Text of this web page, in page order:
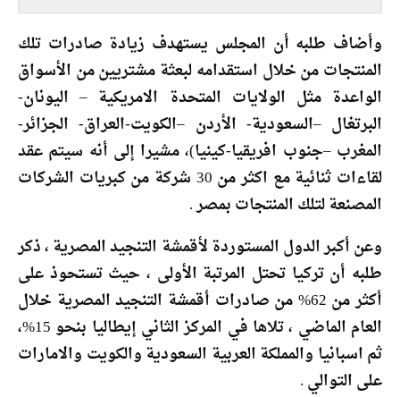
وأضاف طلبه أن المجلس يستهدف زيادة صادرات تلك
المنتجات من خلال استقدامه لبعثة مشتريين من الأسواق
الواعدة مثل الولايات المتحدة الامريكية – اليونان-
البرتغال –السعودية- الأردن –الكويت-العراق- الجزائر-
المغرب –جنوب افريقيا-كينيا)، مشيرا إلى أنه سيتم عقد
لقاءات ثنائية مع اكثر من 30 شركة من كبريات الشركات
المصنعة لتلك المنتجات بمصر .
وعن أكبر الدول المستوردة لأقمشة التنجيد المصرية ، ذكر
طلبه أن تركيا تحتل المرتبة الأولى ، حيث تستحوذ على
أكثر من 62% من صادرات أقمشة التنجيد المصرية خلال
العام الماضي ، تلاها في المركز الثاني إيطاليا بنحو 15%،
ثم اسبانيا والمملكة العربية السعودية والكويت والامارات
على التوالي .